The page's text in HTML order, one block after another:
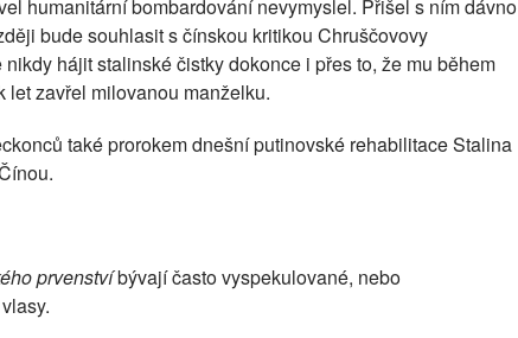
humanitární bombardování nevymyslel. Přišel s ním dávno
bude souhlasit s čínskou kritikou Chruščovovy
hájit stalinské čistky dokonce i přes to, že mu během
zavřel milovanou manželku.
také prorokem dnešní putinovské rehabilitace Stalina
prvenstvíbývají často vyspekulované, nebo